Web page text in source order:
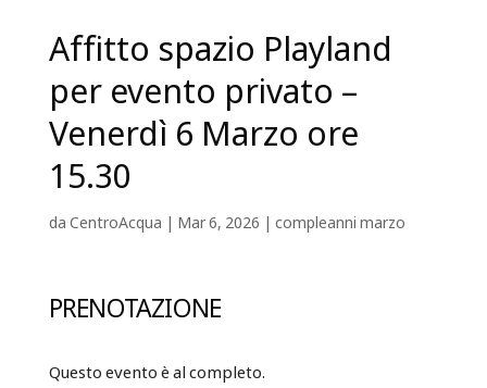
Affitto spazio Playland
per evento privato –
Venerdì 6 Marzo ore
15.30
daCentroAcqua | Mar 6, 2026 | compleanni marzo
PRENOTAZIONE
Questo evento è al completo.